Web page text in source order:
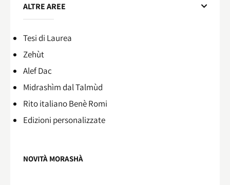
ALTRE AREE
Tesi di Laurea
Zehùt
Alef Dac
Midrashìm dal Talmùd
Rito italiano Benè Romi​
Edizioni personalizzate
NOVITÀ MORASHÀ